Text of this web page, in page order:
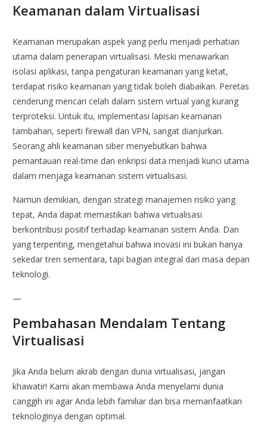
Keamanan dalam Virtualisasi
Keamanan merupakan aspek yang perlu menjadi perhatian
utama dalam penerapan virtualisasi. Meski menawarkan
isolasi aplikasi, tanpa pengaturan keamanan yang ketat,
terdapat risiko keamanan yang tidak boleh diabaikan. Peretas
cenderung mencari celah dalam sistem virtual yang kurang
terproteksi. Untuk itu, implementasi lapisan keamanan
tambahan, seperti firewall dan VPN, sangat dianjurkan.
Seorang ahli keamanan siber menyebutkan bahwa
pemantauan real-time dan enkripsi data menjadi kunci utama
dalam menjaga keamanan sistem virtualisasi.
Namun demikian, dengan strategi manajemen risiko yang
tepat, Anda dapat memastikan bahwa virtualisasi
berkontribusi positif terhadap keamanan sistem Anda. Dan
yang terpenting, mengetahui bahwa inovasi ini bukan hanya
sekedar tren sementara, tapi bagian integral dari masa depan
teknologi.
—
Pembahasan Mendalam Tentang
Virtualisasi
Jika Anda belum akrab dengan dunia virtualisasi, jangan
khawatir! Kami akan membawa Anda menyelami dunia
canggih ini agar Anda lebih familiar dan bisa memanfaatkan
teknologinya dengan optimal.